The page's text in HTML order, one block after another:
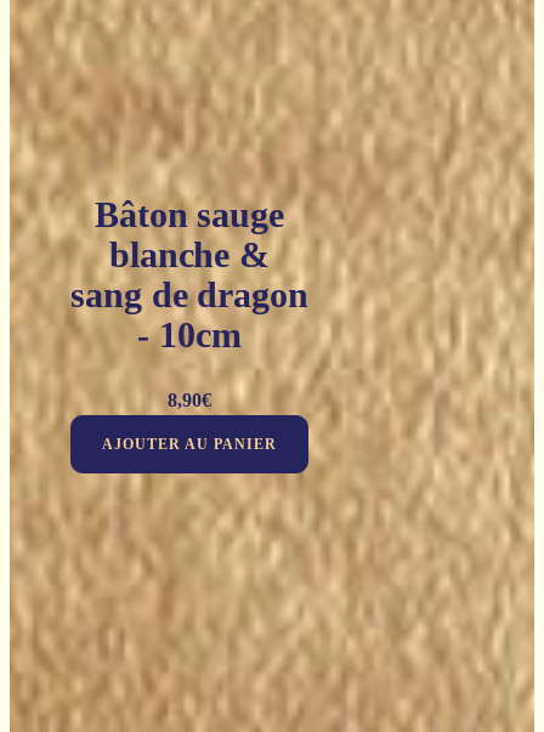
Bâton sauge
blanche &
sang de dragon
- 10cm
8,90€
AJOUTER AU PANIER